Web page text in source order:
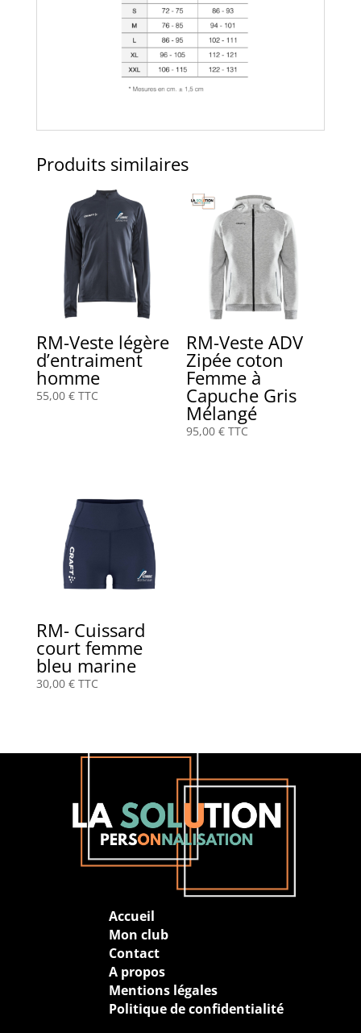
Produits similaires
RM-Veste légère
d’entraiment
homme
55,00 € TTC
RM-Veste ADV
Zipée coton
Femme à
Capuche Gris
Mélangé
95,00€ TTC
RM- Cuissard
court femme
bleu marine
30,00 € TTC
Accueil
Mon club
Contact
A propos
Mentions légales
Politique de confidentialité